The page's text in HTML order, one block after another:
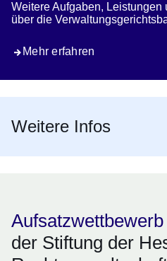
Weitere Aufgaben, Leistungen
über die
Mehr erfahren
Weitere Infos
der Stiftung der